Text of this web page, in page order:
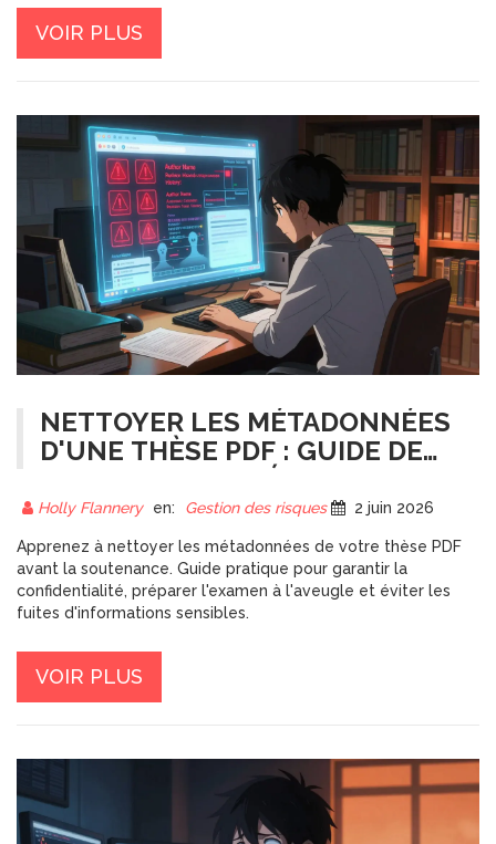
VOIR PLUS
NETTOYER LES MÉTADONNÉES
D'UNE THÈSE PDF : GUIDE DE
CONFIDENTIALITÉ AVANT
SOUTENANCE
Holly Flannery en: Gestion des risques 2 juin 2026
Apprenez à nettoyer les métadonnées de votre thèse PDF
avant la soutenance. Guide pratique pour garantir la
confidentialité, préparer l'examen à l'aveugle et éviter les
fuites d'informations sensibles.
VOIR PLUS